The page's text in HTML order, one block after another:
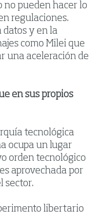
no pueden hacer lo
regulaciones.
datos y en la
como Milei que
una aceleración de
en sus propios
tecnológica
ocupa un lugar
orden tecnológico
aprovechada por
sector.
libertario